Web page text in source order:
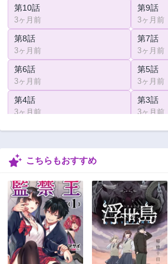
第10話
3ヶ月前
第9話
3ヶ月前
第8話
3ヶ月前
第7話
3ヶ月前
第6話
3ヶ月前
第5話
3ヶ月前
第4話
3ヶ月前
第3話
3ヶ月前
第2話 第1話
こちらもおすすめ